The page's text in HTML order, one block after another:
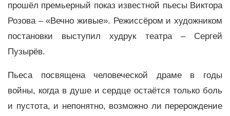
прошёл премьерный показ известной пьесы Виктора
Розова – «Вечно живые». Режиссёром и художником
постановки выступил худрук театра – Сергей
Пузырёв.
Пьеса посвящена человеческой драме в годы
войны, когда в душе и сердце остаётся только боль
и пустота, и непонятно, возможно ли перерождение